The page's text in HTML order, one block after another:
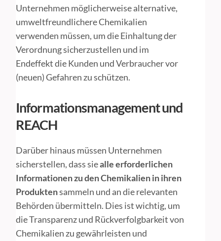
Unternehmen möglicherweise alternative,
umweltfreundlichere Chemikalien
verwenden müssen, um die Einhaltung der
Verordnung sicherzustellen und im
Endeffekt die Kunden und Verbraucher vor
(neuen) Gefahren zu schützen.
Informationsmanagement und
REACH
Darüber hinaus müssen Unternehmen
sicherstellen, dass siealle erforderlichen
Informationen zu den Chemikalien in ihren
Produktensammeln und an die relevanten
Behörden übermitteln. Dies ist wichtig, um
die Transparenz und Rückverfolgbarkeit von
Chemikalien zu gewährleisten und